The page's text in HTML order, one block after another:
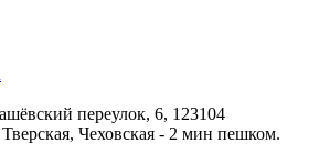
переулок, 6, 123104
Чеховская - 2 мин пешком.